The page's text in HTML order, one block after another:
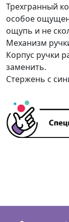
Трехгранный
особое
ощупь и не
Механизм
Корпус ручки
заменить.
Стержень с